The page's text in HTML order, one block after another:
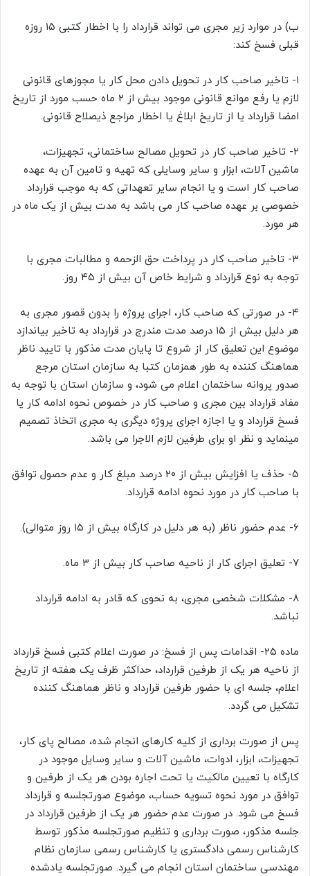
ب) در موارد زیر مجری می تواند قرارداد را با اخطار کتبی ۱۵ روزه
قبلی فسخ کند:
۱- تاخیر صاحب کار در تحویل دادن محل کار یا مجوزهای قانونی
لازم یا رفع موانع قانونی موجود بیش از ۲ ماه حسب مورد از تاریخ
امضا قرارداد یا از تاریخ ابلاغ یا اخطار مراجع ذیصلاح قانونی.
٢- تاخیر صاحب کار در تحویل مصالح ساختمانی، تجهیزات،
ماشین آلات، ابزار و سایر وسایلی که تهیه و تامین آن به عهده
صاحب کار است و یا انجام سایر تعهداتی که به موجب قرارداد
خصوصی بر عهده صاحب کار می باشد به مدت بیش از یک ماه در
هر مورد.
۳- تاخیر صاحب کار در پرداخت حق الزحمه و مطالبات مجری با
توجه به نوع قرارداد و شرایط خاص آن بیش از ۴۵ روز.
۴- در صورتی که صاحب کار، اجرای پروژه را بدون قصور مجری به
هر دلیل بیش از ۱۵ درصد مدت مندرج در قرارداد به تاخیر بیاندازد
موضوع این تعلیق کار از شروع تا پایان مدت مذکور با تایید ناظر
هماهنگ کننده به طور همزمان کتبا به سازمان استان مرجع
صدور پروانه ساختمان اعلام می شود، و سازمان استان با توجه به
مفاد قرارداد بین مجری و صاحب کار در خصوص نحوه ادامه کار یا
فسخ قرارداد و یا اجازه اجرای پروژه دیگری به مجری اتخاذ تصمیم
مینماید و نظر او برای طرفین لازم الاجرا می باشد.
۵- حذف یا افزایش بیش از ۲۰ درصد مبلغ کار و عدم حصول توافق
با صاحب کار در مورد نحوه ادامه قرارداد.
۶- عدم حضور ناظر (به هر دلیل در کارگاه بیش از ۱۵ روز متوالی).
۷- تعلیق اجرای کار از ناحیه صاحب کار بیش از ۳ ماه.
۸- مشکلات شخصی مجری، به نحوی که قادر به ادامه قرارداد
نباشد.
ماده ۲۵- اقدامات پس از فسخ: در صورت اعلام کتبی فسخ قرارداد
از ناحیه هر یک از طرفین قرارداد، حداکثر ظرف یک هفته از تاریخ
اعلام، جلسه ای با حضور طرفین قرارداد و ناظر هماهنگ کننده
تشکیل می گردد.
پس از صورت برداری از کلیه کارهای انجام شده، مصالح پای کار،
تجهیزات، ابزار، ادوات، ماشین آلات و سایر وسایل موجود در
کارگاه با تعیین مالکیت یا تحت اجاره بودن هر یک از طرفین و
توافق در مورد نحوه تسویه حساب، موضوع صورتجلسه و قرارداد
فسخ می شود. در صورت عدم حضور هر یک از طرفین قرارداد در
جلسه مذکور، صورت برداری و تنظیم صورتجلسه مذکور توسط
کارشناس رسمی دادگستری یا کارشناس رسمی سازمان نظام
مهندسی ساختمان استان انجام می گیرد. صورتجلسه یادشده